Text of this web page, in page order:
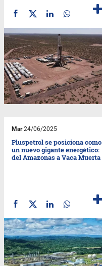
Mar24/06/2025
Pluspetrol se posiciona como
un nuevo gigante energético:
del Amazonas a Vaca Muerta